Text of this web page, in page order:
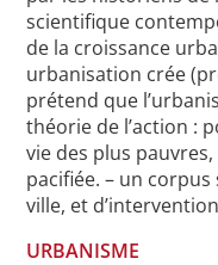
scientifique
de la croissance
urbanisation crée
prétend que
théorie de l’action :
vie des plus
pacifiée. – un
ville, et
URBANISME